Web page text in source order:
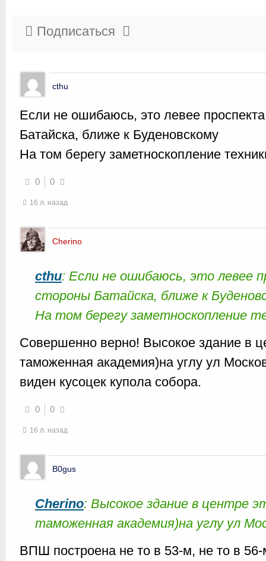
Подписаться
cthu
Если не ошибаюсь, это левее
Батайска, ближе к Буденовскому
На том берегу заметноскопление
0 0
16 л. назад
Cherino
cthu: Если не ошибаюсь, это левее
стороны Батайска, ближе к
На том берегу заметноскопление
Совершенно верно! Высокое здание в
таможенная академия)на углу ул
виден кусоцек купола собора.
0 0
16 л. назад
B0gus
Cherino: Высокое здание в центре
таможенная академия)на углу ул
ВПШ построена не то в 53-м, не то в